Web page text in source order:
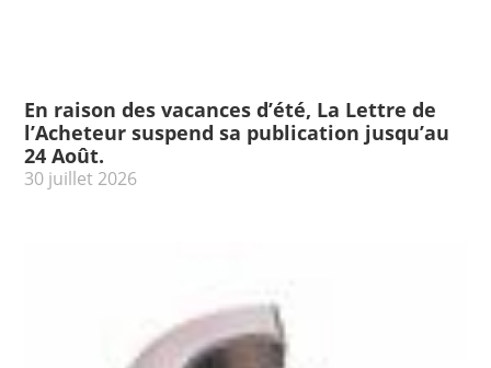
En raison des vacances d’été, La Lettre de
l’Acheteur suspend sa publication jusqu’au
24 Août.
30 juillet 2026